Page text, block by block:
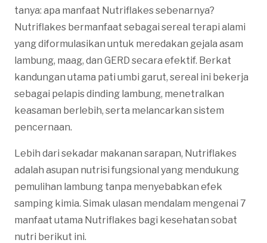
tanya: apa manfaat Nutriflakes sebenarnya?
Nutriflakes bermanfaat sebagai sereal terapi alami
yang diformulasikan untuk meredakan gejala asam
lambung, maag, dan GERD secara efektif. Berkat
kandungan utama pati umbi garut, sereal ini bekerja
sebagai pelapis dinding lambung, menetralkan
keasaman berlebih, serta melancarkan sistem
pencernaan.
Lebih dari sekadar makanan sarapan, Nutriflakes
adalah asupan nutrisi fungsional yang mendukung
pemulihan lambung tanpa menyebabkan efek
samping kimia. Simak ulasan mendalam mengenai 7
manfaat utama Nutriflakes bagi kesehatan sobat
nutri berikut ini.